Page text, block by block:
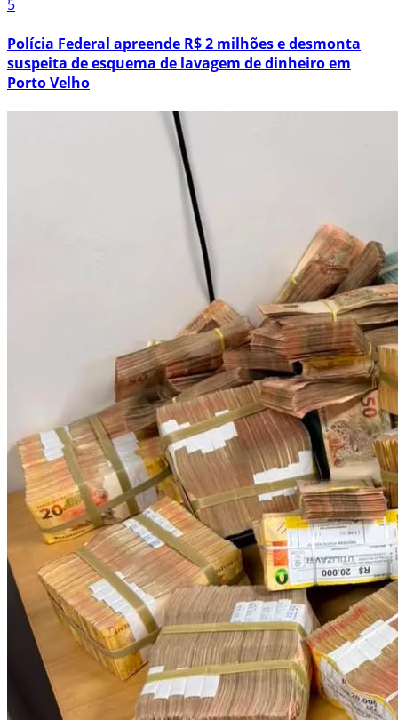
5
Polícia Federal apreende R$ 2 milhões e desmonta
suspeita de esquema de lavagem de dinheiro em
Porto Velho